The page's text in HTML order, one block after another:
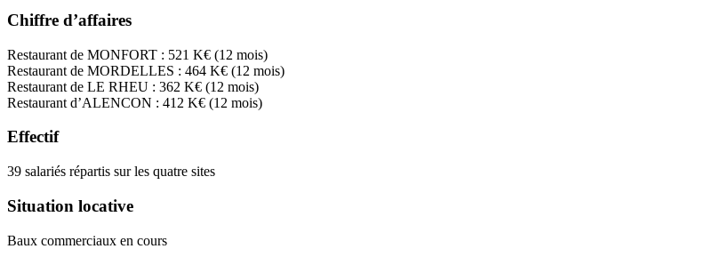
Chiffre d’affaires
Restaurant de MONFORT : 521 K€ (12 mois)
Restaurant de MORDELLES : 464 K€ (12 mois)
Restaurant de LE RHEU : 362 K€ (12 mois)
Restaurant d’ALENCON : 412 K€ (12 mois)
Effectif
39 salariés répartis sur les quatre sites
Situation locative
Baux commerciaux en cours